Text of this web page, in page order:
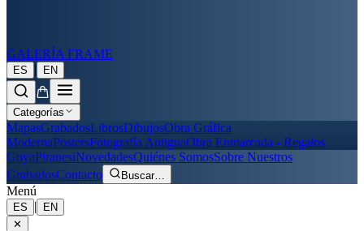
GALERÍA FRAME
ES | EN
Categorías
MapasGrabadosLibrosDibujosObra Gráfica
ModernaPostersFotografía AntiguaObra Enmarcada - Regalos
GoyaPiranesiNovedadesQuiénes SomosSobre Nuestros
GrabadosContacto Buscar…
Menú
ES |
EN
✕